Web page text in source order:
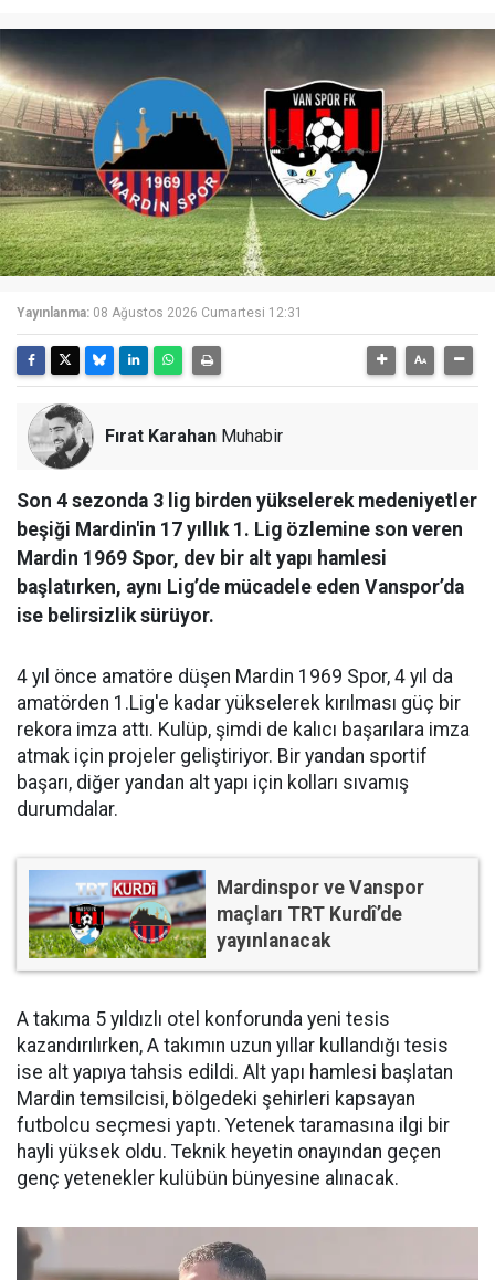
Yayınlanma: 08 Ağustos 2026 Cumartesi 12:31
Fırat Karahan Muhabir
Son 4 sezonda 3 lig birden yükselerek medeniyetler
beşiği Mardin'in 17 yıllık 1. Lig özlemine son veren
Mardin 1969 Spor, dev bir alt yapı hamlesi
başlatırken, aynı Lig’de mücadele eden Vanspor’da
ise belirsizlik sürüyor.
4 yıl önce amatöre düşen Mardin 1969 Spor, 4 yıl da
amatörden 1.Lig'e kadar yükselerek kırılması güç bir
rekora imza attı. Kulüp, şimdi de kalıcı başarılara imza
atmak için projeler geliştiriyor. Bir yandan sportif
başarı, diğer yandan alt yapı için kolları sıvamış
durumdalar.
Mardinspor ve Vanspor
maçları TRT Kurdî’de
yayınlanacak
A takıma 5 yıldızlı otel konforunda yeni tesis
kazandırılırken, A takımın uzun yıllar kullandığı tesis
ise alt yapıya tahsis edildi. Alt yapı hamlesi başlatan
Mardin temsilcisi, bölgedeki şehirleri kapsayan
futbolcu seçmesi yaptı. Yetenek taramasına ilgi bir
hayli yüksek oldu. Teknik heyetin onayından geçen
genç yetenekler kulübün bünyesine alınacak.